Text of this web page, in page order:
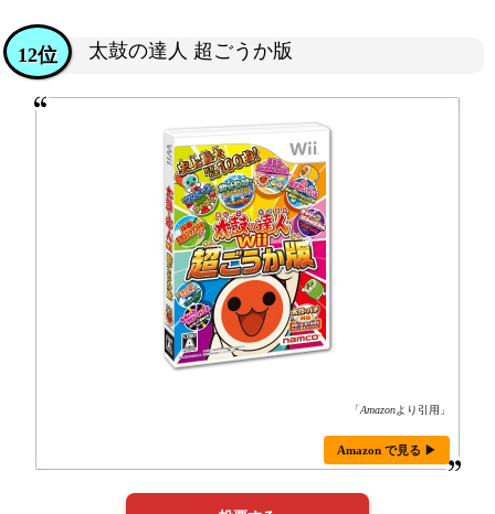
太鼓の達人 超ごうか版
12位
「Amazonより引用」
Amazon で見る ▶